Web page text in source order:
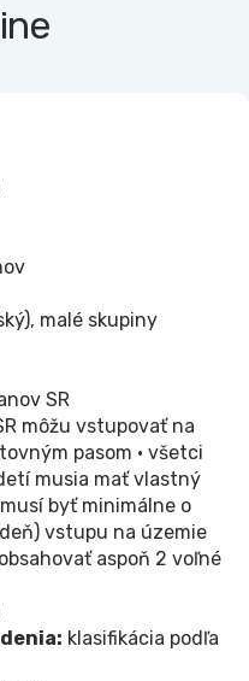
malé skupiny
SR
môžu vstupovať na
pasom • všetci
musia mať vlastný
byť minimálne o
vstupu na územie
aspoň 2 voľné
klasifikácia podľa